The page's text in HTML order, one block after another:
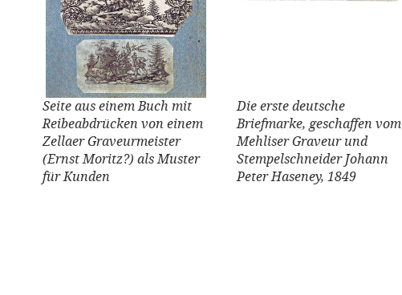
Seite aus einem Buch mit
Reibeabdrücken von einem
Zellaer Graveurmeister
(Ernst Moritz?) als Muster
für Kunden
Die erste deutsche
Briefmarke, geschaffen vom
Mehliser Graveur und
Stempelschneider Johann
Peter Haseney, 1849